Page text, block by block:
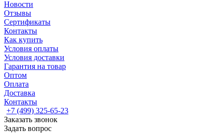
Новости
Отзывы
Сертификаты
Контакты
Как купить
Условия оплаты
Условия доставки
Гарантия на товар
Оптом
Оплата
Доставка
Контакты
+7 (499) 325-65-23
Заказать звонок
Задать вопрос